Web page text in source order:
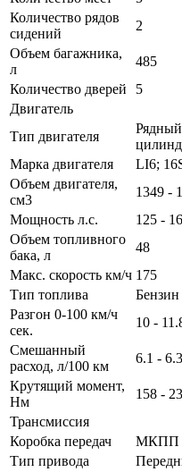
Количество рядов
сидений
2
Объем багажника,
л
485
Количество дверей
5
Двигатель
Тип двигателя
Марка двигателя
LI6;
Объем двигателя,
см3
1349 -
Мощность л.с.
125 -
Объем топливного
бака, л
48
Макс. скорость км/ч 175
Тип топлива
Разгон 0-100 км/ч
сек.
10 -
Смешанный
расход, л/100 км
6.1 - 6.3
Крутящий момент,
Нм
158 -
Трансмиссия
Коробка передач
МКПП
Тип привода